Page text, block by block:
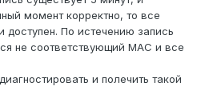
момент корректно, то все
доступен. По истечению запись
не соответствующий MAC и все
и полечить такой